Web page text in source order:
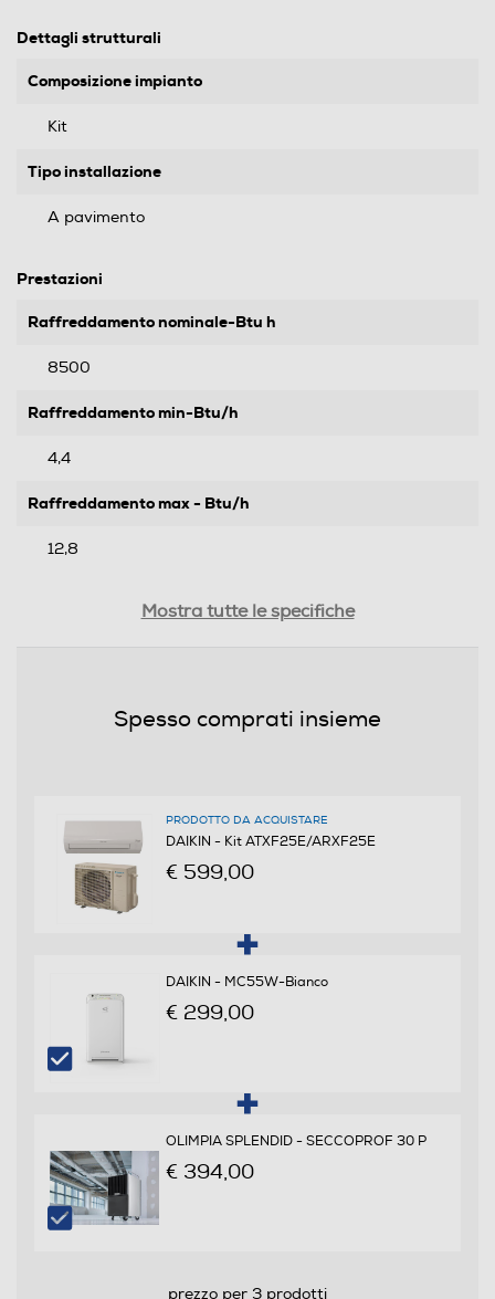
Dettagli strutturali
Composizione impianto
Kit
Tipo installazione
A pavimento
Prestazioni
Raffreddamento nominale-Btu h
8500
Raffreddamento min-Btu/h
4,4
Raffreddamento max - Btu/h
12,8
Riscaldamento nominale-Kw
Coefficiente SEER
6,4
Coefficiente SCOP
Mostra tutte le specifiche
Spesso comprati insieme
PRODOTTO DA ACQUISTARE
DAIKIN - Kit ATXF25E/ARXF25E
€ 599,00
DAIKIN - MC55W-Bianco
€ 299,00
OLIMPIA SPLENDID - SECCOPROF 30 P
€ 394,00
prezzo per 3 prodotti